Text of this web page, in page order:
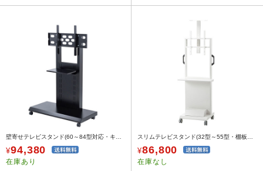
壁寄せテレビスタンド(60～84型対応・キャスター)
¥94,380
在庫あり
スリムテレビスタンド(32型～55型・棚板・小物収納ボックス)
¥86,800
在庫なし